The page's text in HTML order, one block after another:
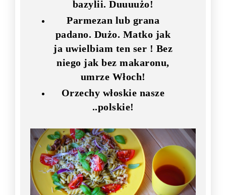
bazylii. Duuuużo!
Parmezan lub grana
padano. Dużo. Matko jak
ja uwielbiam ten ser ! Bez
niego jak bez makaronu,
umrze Włoch!
Orzechy włoskie nasze
..polskie!